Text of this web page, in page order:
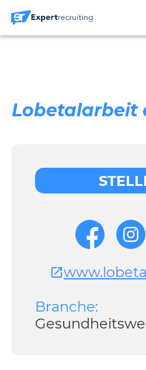
Lobetalarbeit
Branche: